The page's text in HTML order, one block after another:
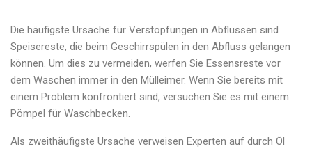
Die häufigste Ursache für Verstopfungen in Abflüssen sind
Speisereste, die beim Geschirrspülen in den Abfluss gelangen
können. Um dies zu vermeiden, werfen Sie Essensreste vor
dem Waschen immer in den Mülleimer. Wenn Sie bereits mit
einem Problem konfrontiert sind, versuchen Sie es mit einem
Pömpel für Waschbecken.
Als zweithäufigste Ursache verweisen Experten auf durch Öl